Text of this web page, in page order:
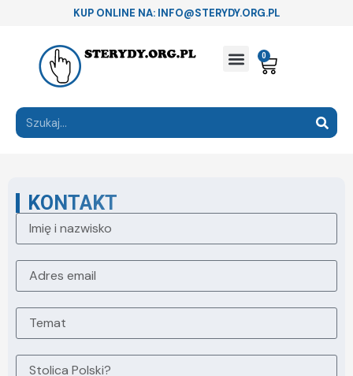
KUP ONLINE NA: INFO@STERYDY.ORG.PL
0
KONTAKT